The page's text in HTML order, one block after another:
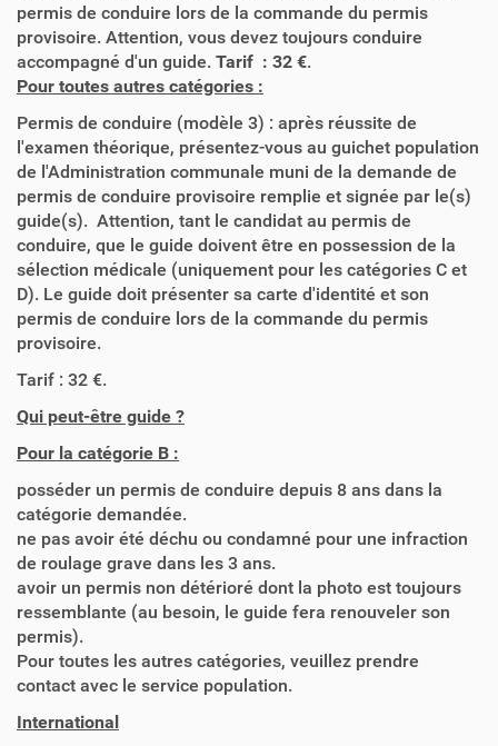
permis de conduire lors de la commande du permis
provisoire. Attention, vous devez toujours conduire
accompagné d'un guide. Tarif : 32 €.
Pour toutes autres catégories :
Permis de conduire (modèle 3) : après réussite de
l'examen théorique, présentez-vous au guichet population
de l'Administration communale muni de la demande de
permis de conduire provisoire remplie et signée par le(s)
guide(s). Attention, tant le candidat au permis de
conduire, que le guide doivent être en possession de la
sélection médicale (uniquement pour les catégories C et
D). Le guide doit présenter sa carte d'identité et son
permis de conduire lors de la commande du permis
provisoire.
Tarif : 32 €.
Qui peut-être guide ?
Pour la catégorie B :
posséder un permis de conduire depuis 8 ans dans la
catégorie demandée.
ne pas avoir été déchu ou condamné pour une infraction
de roulage grave dans les 3 ans.
avoir un permis non détérioré dont la photo est toujours
ressemblante (au besoin, le guide fera renouveler son
permis).
Pour toutes les autres catégories, veuillez prendre
contact avec le service population.
International